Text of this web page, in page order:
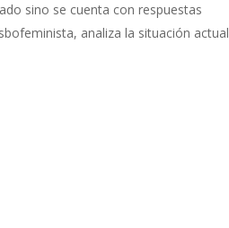
sino se cuenta con respuestas
analiza la situación actual